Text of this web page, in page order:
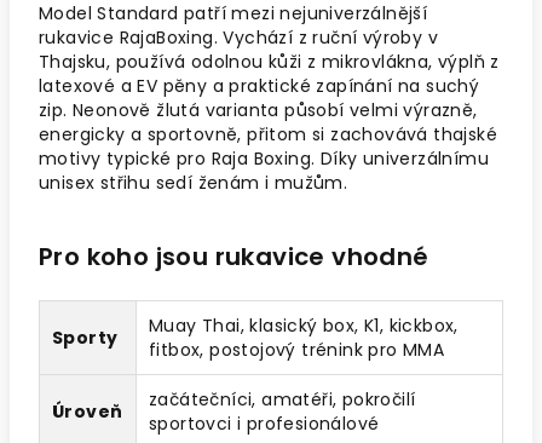
Model Standard patří mezi nejuniverzálnější
rukavice RajaBoxing. Vychází z ruční výroby v
Thajsku, používá odolnou kůži z mikrovlákna, výplň z
latexové a EV pěny a praktické zapínání na suchý
zip. Neonově žlutá varianta působí velmi výrazně,
energicky a sportovně, přitom si zachovává thajské
motivy typické pro Raja Boxing. Díky univerzálnímu
unisex střihu sedí ženám i mužům.
Pro koho jsou rukavice vhodné
Sporty
Muay Thai, klasický box, K1, kickbox,
fitbox, postojový trénink pro MMA
Úroveň
začátečníci, amatéři, pokročilí
sportovci i profesionálové